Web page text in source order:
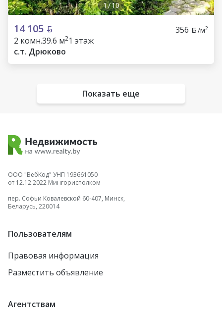
1/10
14 105 356 /м2
2 комн.39.6 м21 этаж
с.т. Дрюково
Показать еще
ООО "ВебКод" УНП 193661050
от 12.12.2022 Мингорисполком
пер. Софьи Ковалевской 60-407, Минск,
Беларусь, 220014
Пользователям
Правовая информация
Разместить объявление
Агентствам